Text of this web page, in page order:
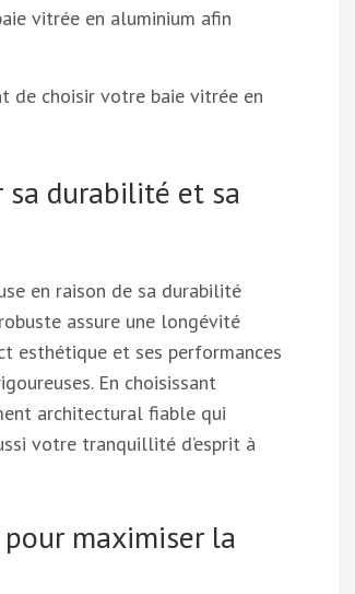
vitrée en aluminium afin
de choisir votre baie vitrée en
durabilité et sa
en raison de sa durabilité
assure une longévité
esthétique et ses performances
En choisissant
architectural fiable qui
votre tranquillité d’esprit à
maximiser la